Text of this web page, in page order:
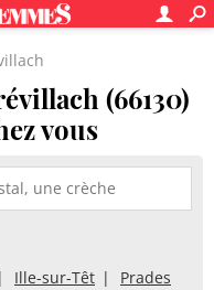
(66130)
vous
Ille-sur-Têt Prades